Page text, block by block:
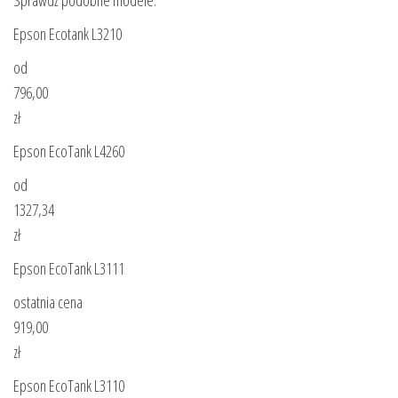
Epson Ecotank L3210
od
796,00
zł
Epson EcoTank L4260
od
1327,34
zł
Epson EcoTank L3111
ostatnia cena
919,00
zł
Epson EcoTank L3110